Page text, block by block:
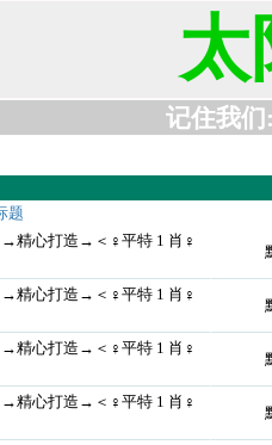
太
记住我们
题
→精心打造→＜♀平特 1 肖♀
→精心打造→＜♀平特 1 肖♀
→精心打造→＜♀平特 1 肖♀
→精心打造→＜♀平特 1 肖♀